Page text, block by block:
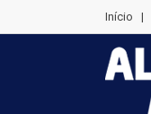
Início |